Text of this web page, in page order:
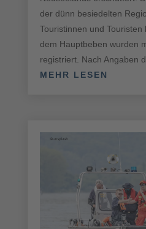
der dünn besiedelten
Touristinnen und
dem Hauptbeben wurden
registriert. Nach Angaben
MEHR LESEN